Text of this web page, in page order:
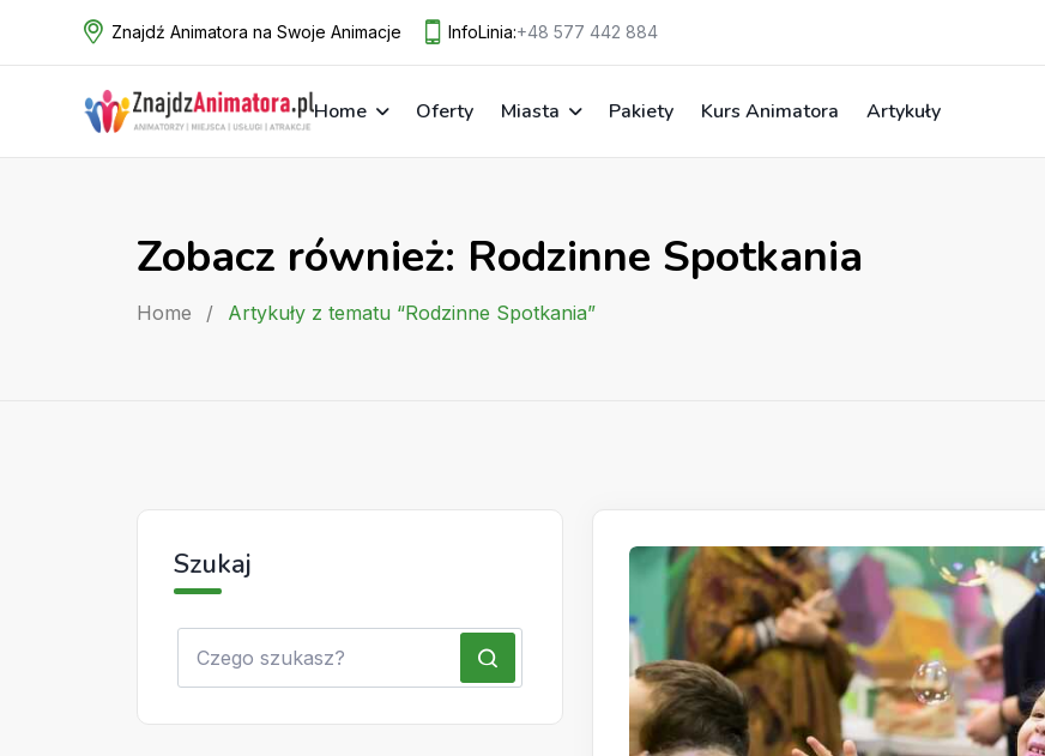
Znajdź Animatora na Swoje Animacje InfoLinia:+48 577 442 884
Home Oferty Miasta Pakiety Kurs Animatora Artykuły
Zobacz również: Rodzinne Spotkania
Home / Artykuły z tematu “Rodzinne Spotkania”
Szukaj